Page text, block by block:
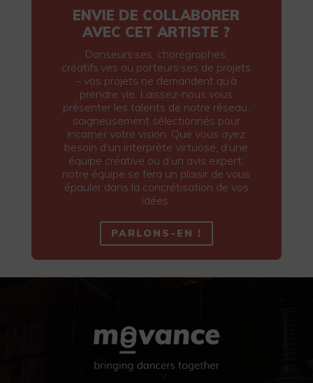
ENVIE DE COLLABORER
AVEC CET ARTISTE ?
Danseurs·ses, chorégraphes,
créatifs·ves ou porteurs·ses de projets
– vos projets ne demandent qu’à
prendre vie. Laissez-nous vous
présenter les talents de notre réseau,
soigneusement sélectionnés pour
incarner votre vision. Que vous ayez
besoin d’un interprète virtuose, d’une
équipe créative ou d’un avis expert,
notre équipe se fera un plaisir de vous
épauler dans la concrétisation de vos
idées.
PARLONS-EN !